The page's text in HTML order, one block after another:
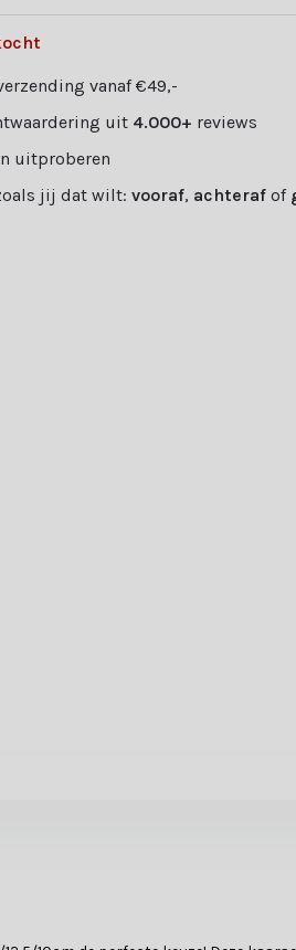
vanaf €49,-
uit 4.000+ reviews
uitproberen
jij dat wilt:vooraf, achteraf of